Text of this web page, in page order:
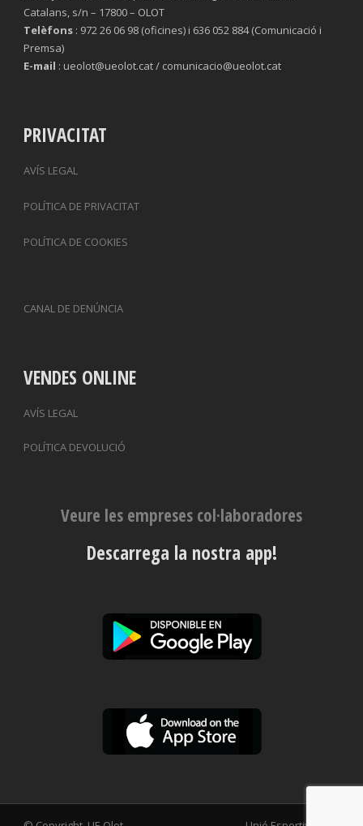
Catalans, s/n – 17800 – OLOT
Telèfons : 972 26 06 98 (oficines) i 636 052 884 (Comunicació i
Premsa)
E-mail : ueolot@ueolot.cat / comunicacio@ueolot.cat
PRIVACITAT
AVÍS LEGAL
POLÍTICA DE PRIVACITAT
POLÍTICA DE COOKIES
CANAL DE DENÚNCIA
VENDES ONLINE
AVÍS LEGAL
POLÍTICA DEVOLUCIÓ
Veure les empreses col·laboradores
Descarrega la nostra app!